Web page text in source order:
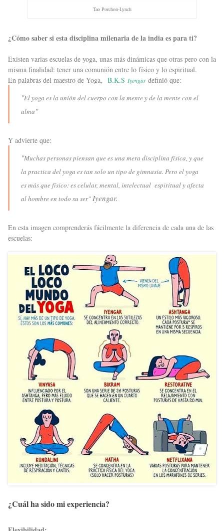
Tao Porchon-Lynch
¿Cómo saber si esta disciplina milenaria de la india es para ti?
Existen varias escuelas de yoga, unas más dinámicas que otras pero con la
misma finalidad: tener una comunión entre lo físico y lo espiritual.
En palabras del maestro de Yoga, B.K.S Iyengar definió que:
"El yoga es la unión del cuerpo con la mente y de la mente con el
alma"
Y advierte que:
"Muchas personas piensan que es una mera disciplina física, y que
la practica del yoga es tan solo un tipo de gimnasia. Pero el yoga
es más que físico: es celular, mental, intelectual espiritual y afecta
al hombre en todo su ser"Iyengar.
En esta imagen comprenderás fácilmente la diferencia de cada una de las
escuelas:
¿Cuál ha sido mi experiencia?